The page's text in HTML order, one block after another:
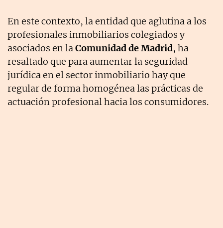
En este contexto, la entidad que aglutina a los
profesionales inmobiliarios colegiados y
asociados en laComunidad de Madrid, ha
resaltado que para aumentar la seguridad
jurídica en el sector inmobiliario hay que
regular de forma homogénea las prácticas de
actuación profesional hacia los consumidores.